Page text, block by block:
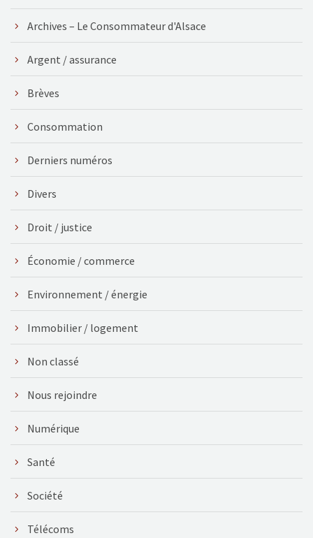
Archives – Le Consommateur d'Alsace
Argent / assurance
Brèves
Consommation
Derniers numéros
Divers
Droit / justice
Économie / commerce
Environnement / énergie
Immobilier / logement
Non classé
Nous rejoindre
Numérique
Santé
Société
Télécoms